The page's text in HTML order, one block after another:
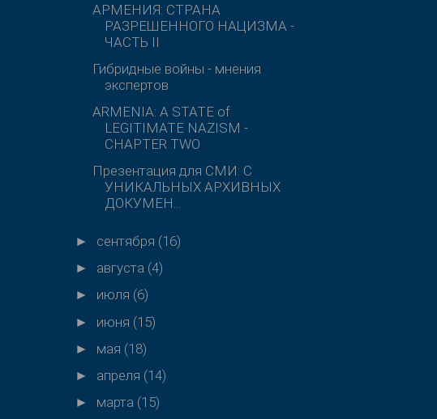
АРМЕНИЯ: СТРАНА
РАЗРЕШЕННОГО НАЦИЗМА -
ЧАСТЬ II
Гибридные войны - мнения
экспертов
ARMENIA: A STATE of
LEGITIMATE NAZISM -
CHAPTER TWO
Презентация для СМИ: С
УНИКАЛЬНЫХ АРХИВНЫХ
ДОКУМЕН...
► сентября (16)
► августа (4)
► июля (6)
► июня (15)
► мая (18)
► апреля (14)
► марта (15)